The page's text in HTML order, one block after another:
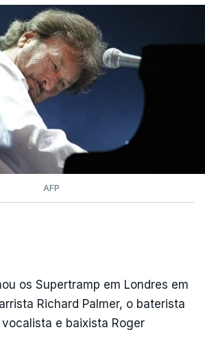
AFP
os Supertramp em Londres em
Richard Palmer, o baterista
e baixista Roger